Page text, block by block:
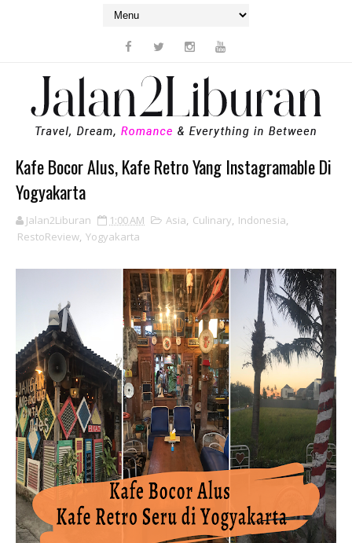
Kafe Bocor Alus, Kafe Retro Yang Instagramable Di
Yogyakarta
Jalan2Liburan 1:00 AM Asia, Culinary, Indonesia,
RestoReview, Yogyakarta